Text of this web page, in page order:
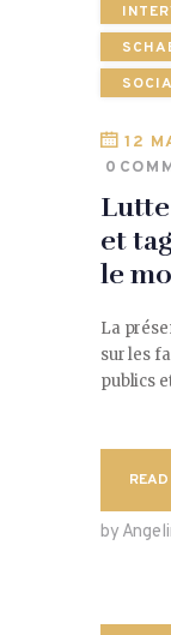
12
0
et
le
La
sur les
publics
by